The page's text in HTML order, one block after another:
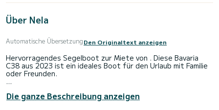
Über Nela
Automatische ÜbersetzungDen Originaltext anzeigen
Hervorragendes Segelboot zur Miete von . Diese Bavaria
C38 aus 2023 ist ein ideales Boot für den Urlaub mit Familie
oder Freunden.
eine außergewöhnliche Kreuzfahrt. Sie können beim Segeln
bis zu 6 Personen unterbringen und die 3 komfortablen
Die ganze Beschreibung anzeigen